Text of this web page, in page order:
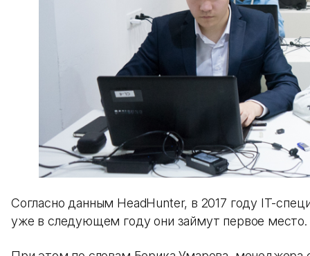
Согласно данным HeadHunter, в 2017 году IT-
уже в следующем году они займут первое место.